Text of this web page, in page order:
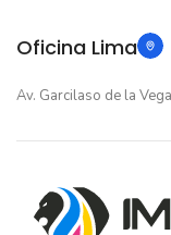
Oficina Lima
Av. Garcilaso de la